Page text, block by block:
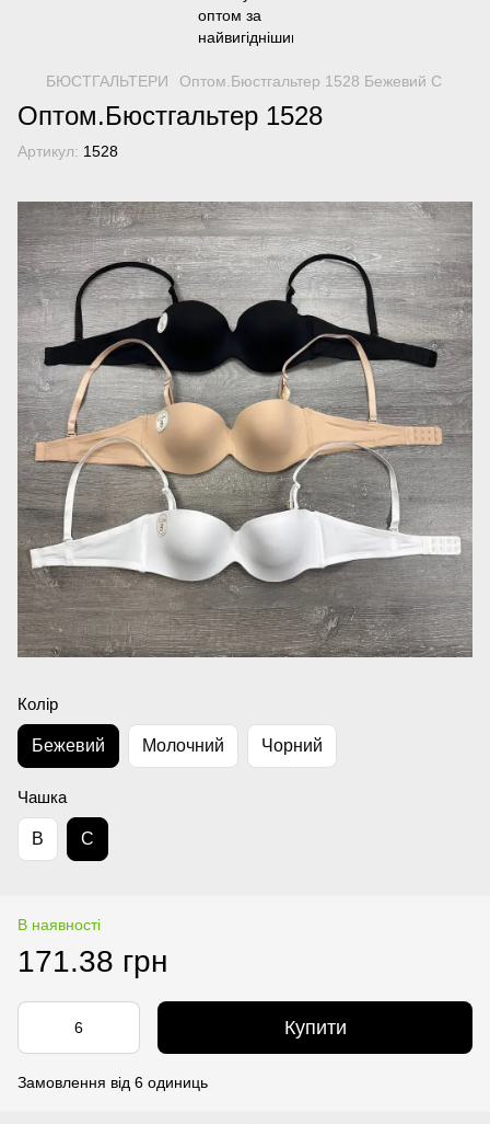
БЮСТГАЛЬТЕРИ Оптом.Бюстгальтер 1528 Бежевий C
Оптом.Бюстгальтер 1528
Артикул: 1528
Колір
Бежевий Молочний Чорний
Чашка
B C
В наявності
171.38 грн
Купити
Замовлення від 6 одиниць